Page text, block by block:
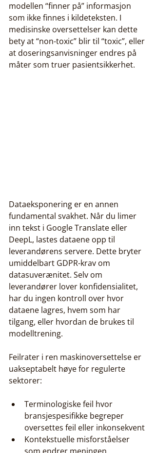
modellen “finner på” informasjon
som ikke finnes i kildeteksten. I
medisinske oversettelser kan dette
bety at “non-toxic” blir til “toxic”, eller
at doseringsanvisninger endres på
måter som truer pasientsikkerhet.
Dataeksponering er en annen
fundamental svakhet. Når du limer
inn tekst i Google Translate eller
DeepL, lastes dataene opp til
leverandørens servere. Dette bryter
umiddelbart GDPR-krav om
datasuverænitet. Selv om
leverandører lover konfidensialitet,
har du ingen kontroll over hvor
dataene lagres, hvem som har
tilgang, eller hvordan de brukes til
modelltrening.
Feilrater i ren maskinoversettelse er
uakseptabelt høye for regulerte
sektorer:
Terminologiske feil hvor
bransjespesifikke begreper
oversettes feil eller inkonsekvent
Kontekstuelle misforståelser